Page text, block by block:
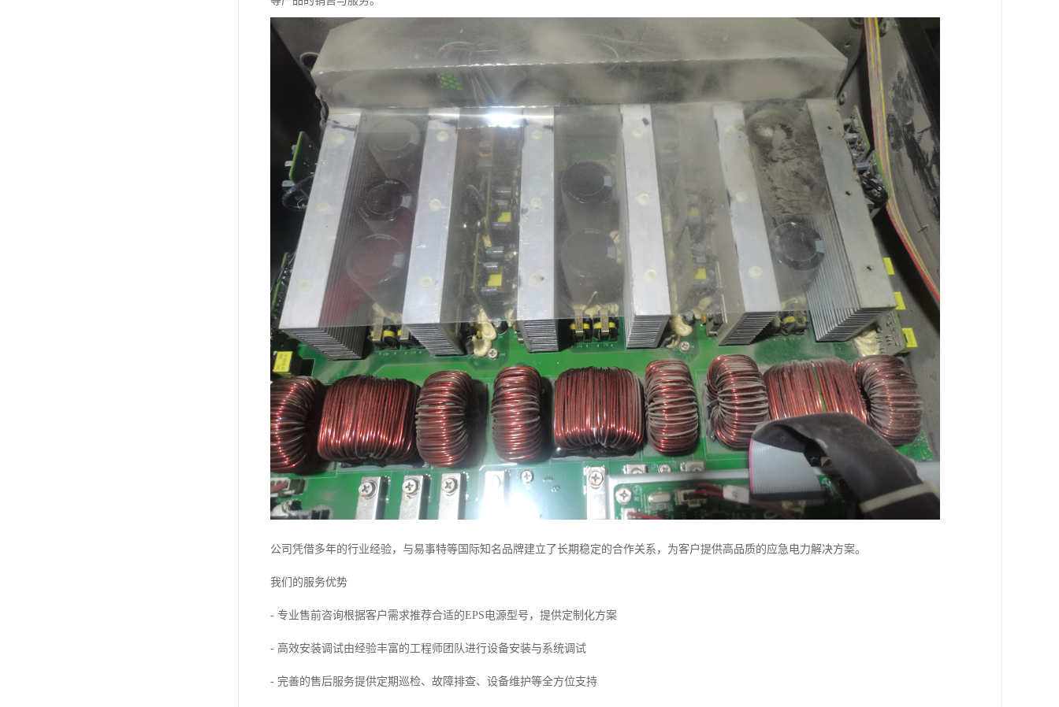
公司凭借多年的行业经验，与易事特等国际知名品牌建立了长期稳定的合作关系，为客户提供高品质的应急电力解决方案。
我们的服务优势
- 专业售前咨询根据客户需求推荐合适的EPS电源型号，提供定制化方案
- 高效安装调试由经验丰富的工程师团队进行设备安装与系统调试
- 完善的售后服务提供定期巡检、故障排查、设备维护等全方位支持